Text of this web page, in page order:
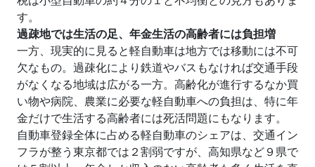
す。
過疎地では生活の足、年金生活の高齢者には負担増
一方、現実的に見ると軽自動車は地方では移動には不可
欠なもの。過疎化により鉄道やバスもなければ交通手段
がなくなる地域は広がる一方。高齢化が進行するなか買
い物や病院、農業に必要な軽自動車への負担は、特に年
金だけで生活する高齢者には死活問題にもなります。
自動車登録全体に占める軽自動車のシェアは、交通イン
フラが整う東京都では２割弱ですが、高知県など９県で